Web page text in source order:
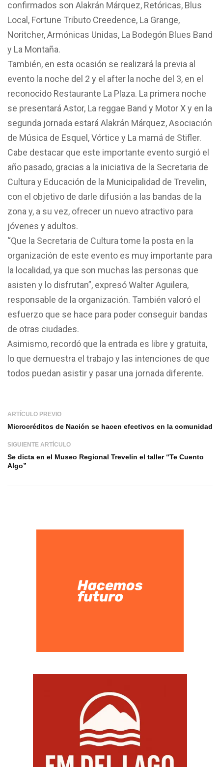
confirmados son Alakrán Márquez, Retóricas, Blus
Local, Fortune Tributo Creedence, La Grange,
Noritcher, Armónicas Unidas, La Bodegón Blues Band
y La Montaña.
También, en esta ocasión se realizará la previa al
evento la noche del 2 y el after la noche del 3, en el
reconocido Restaurante La Plaza. La primera noche
se presentará Astor, La reggae Band y Motor X y en la
segunda jornada estará Alakrán Márquez, Asociación
de Música de Esquel, Vórtice y La mamá de Stifler.
Cabe destacar que este importante evento surgió el
año pasado, gracias a la iniciativa de la Secretaria de
Cultura y Educación de la Municipalidad de Trevelin,
con el objetivo de darle difusión a las bandas de la
zona y, a su vez, ofrecer un nuevo atractivo para
jóvenes y adultos.
“Que la Secretaria de Cultura tome la posta en la
organización de este evento es muy importante para
la localidad, ya que son muchas las personas que
asisten y lo disfrutan”, expresó Walter Aguilera,
responsable de la organización. También valoró el
esfuerzo que se hace para poder conseguir bandas
de otras ciudades.
Asimismo, recordó que la entrada es libre y gratuita,
lo que demuestra el trabajo y las intenciones de que
todos puedan asistir y pasar una jornada diferente.
ARTÍCULO PREVIO
Microcréditos de Nación se hacen efectivos en la comunidad
SIGUIENTE ARTÍCULO
Se dicta en el Museo Regional Trevelin el taller “Te Cuento
Algo”